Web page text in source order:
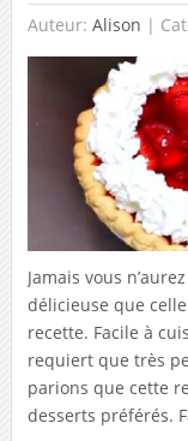
Auteur: Alison |
Jamais vous
délicieuse que
recette. Facile à
requiert que très
parions que cette
desserts préférés.